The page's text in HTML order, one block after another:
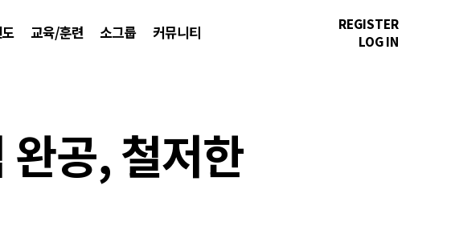
교육/훈련 소그룹 커뮤니티
REGISTER
LOG IN
공, 철저한